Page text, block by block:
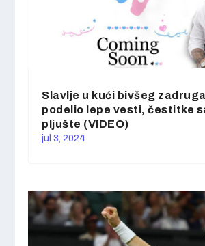
Slavlje u kući bivšeg
podelio lepe vesti, čestitke
pljušte (VIDEO)
jul 3, 2024